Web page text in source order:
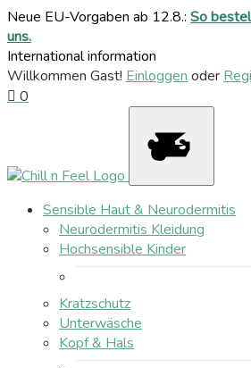
Neue EU-Vorgaben ab 12.8.: So
uns.
International information
Willkommen Gast! Einloggen oder
0
Sensible Haut & Neurodermitis
Neurodermitis Kleidung
Hochsensible Kinder
Kratzschutz
Unterwäsche
Kopf & Hals